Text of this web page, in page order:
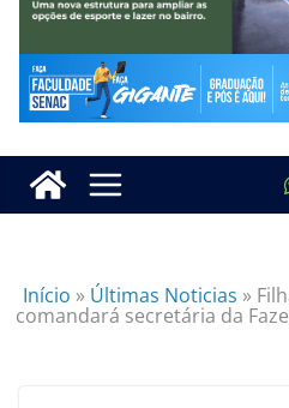
Início » Últimas Noticias »
comandará secretária da